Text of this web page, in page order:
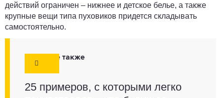
действий ограничен – нижнее и детское белье, а также
крупные вещи типа пуховиков придется складывать
самостоятельно.
Смотрите также
25 примеров, с которыми легко